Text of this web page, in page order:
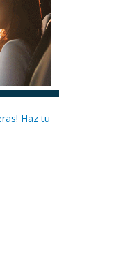
Haz tu